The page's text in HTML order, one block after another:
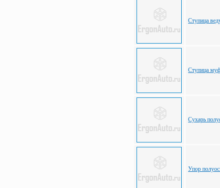
Ступица
Ступица
Сухарь
Упор